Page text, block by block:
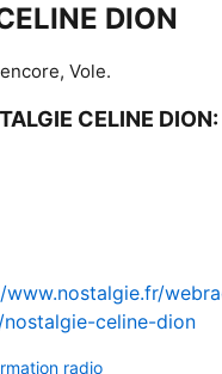
DION
Vole.
CELINE DION:
www.nostalgie.fr/
celine-dion
radio